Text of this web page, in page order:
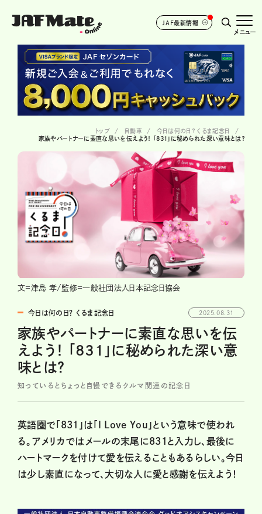
JAF最新情報
メニュー
トップ 自動車
今日は何の日？ くるま記念日
家族やパートナーに素直な思いを伝えよう！ 「831」に秘められた深い意味とは？
文=津島 孝/監修=一般社団法人日本記念日協会
今日は何の日？ くるま記念日 2025.08.31
家族やパートナーに素直な思いを伝
えよう！ 「831」に秘められた深い意
味とは？
知っているとちょっと自慢できるクルマ関連の記念日
英語圏で「831」は「I Love You」という意味で使われ
る。アメリカではメールの末尾に831と入力し、最後に
ハートマークを付けて愛を伝えることもあるらしい。今日
は少し素直になって、大切な人に愛と感謝を伝えよう！